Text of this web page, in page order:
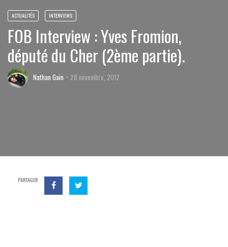
ACTUALITÉS INTERVIEWS
FOB Interview : Yves Fromion,
député du Cher (2ème partie).
Nathan Gain 28 novembre, 2012
PARTAGER